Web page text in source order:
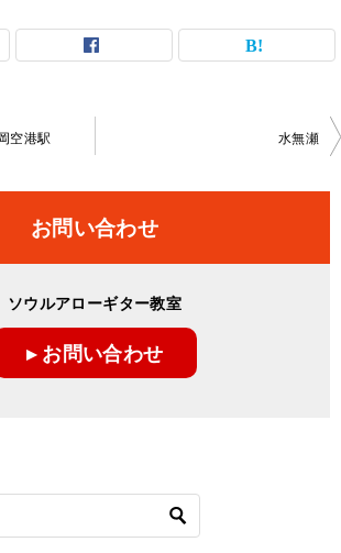
空港駅 水無瀬
お問い合わせ
ソウルアローギター教室
▸ お問い合わせ